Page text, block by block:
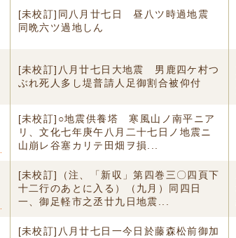
[未校訂]同八月廿七日 昼八ツ時過地震
同晩六ツ過地しん
[未校訂]八月廿七日大地震 男鹿四ケ村つ
ぶれ死人多し堤普請人足御割合被仰付
[未校訂]○地震供養塔 寒風山ノ南平ニア
リ、文化七年庚午八月二十七日ノ地震ニ
山崩レ谷塞カリテ田畑ヲ損...
[未校訂]（注、「新収」第四巻三〇四頁下
十二行のあとに入る）（九月）同四日
一、御足軽市之丞廿九日地震...
[未校訂]八月廿七日一今日於藤森松前御加